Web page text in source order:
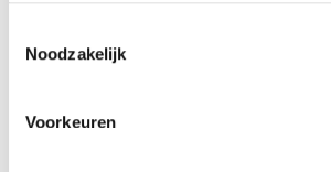
Noodzakelijk
Voorkeuren